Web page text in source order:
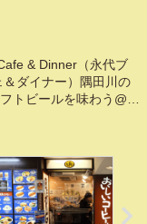
& Dinner（永代ブ
ダイナー）隅田川の
トビールを味わう@東